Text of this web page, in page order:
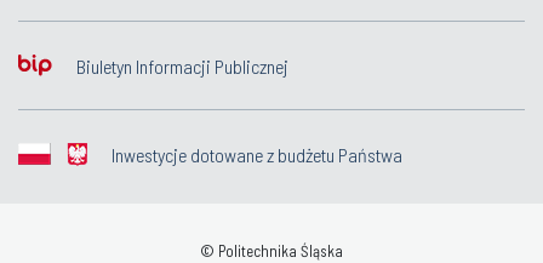
Biuletyn Informacji Publicznej
Inwestycje dotowane z budżetu Państwa
© Politechnika Śląska